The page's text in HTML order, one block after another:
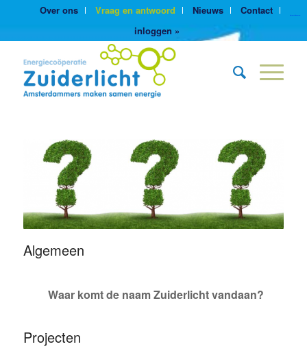
Over ons Vraag en antwoord Nieuws
Contact
inloggen »
Algemeen
Waar komt de naam Zuiderlicht vandaan?
Projecten